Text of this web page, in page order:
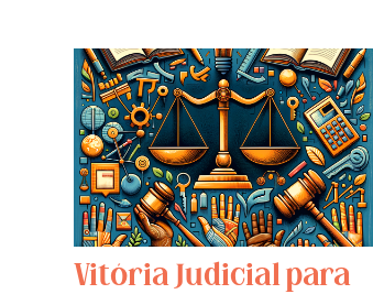
Vitória Judicial para